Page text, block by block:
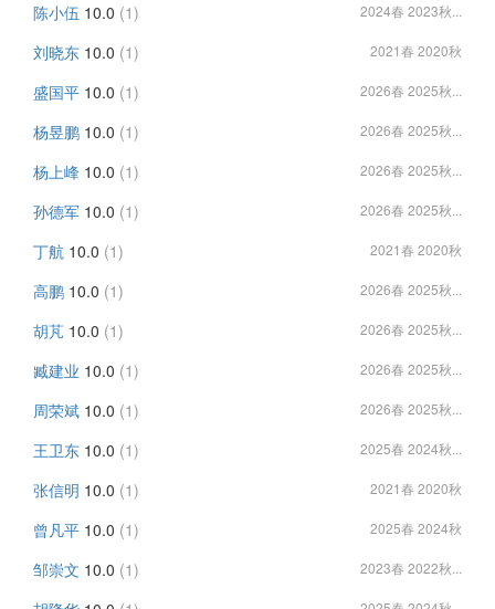
陈小伍 10.0 (1) 2024春 2023秋...
刘晓东 10.0 (1) 2021春 2020秋
盛国平 10.0 (1) 2026春 2025秋...
杨昱鹏 10.0 (1) 2026春 2025秋...
杨上峰 10.0 (1) 2026春 2025秋...
孙德军 10.0 (1) 2026春 2025秋...
丁航 10.0 (1) 2021春 2020秋
高鹏 10.0 (1) 2026春 2025秋...
胡芃 10.0 (1) 2026春 2025秋...
臧建业 10.0 (1) 2026春 2025秋...
周荣斌 10.0 (1) 2026春 2025秋...
王卫东 10.0 (1) 2025春 2024秋...
张信明 10.0 (1) 2021春 2020秋
曾凡平 10.0 (1) 2025春 2024秋
邹崇文 10.0 (1) 2023春 2022秋...